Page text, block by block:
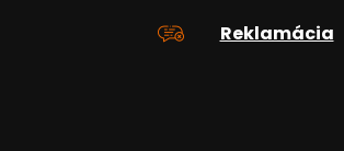
Reklamácia